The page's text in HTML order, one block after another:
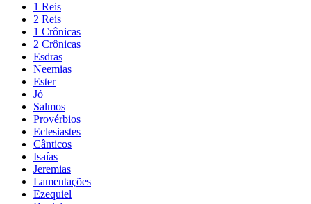
1 Reis
2 Reis
1 Crônicas
2 Crônicas
Esdras
Neemias
Ester
Jó
Salmos
Provérbios
Eclesiastes
Cânticos
Isaías
Jeremias
Lamentações
Ezequiel